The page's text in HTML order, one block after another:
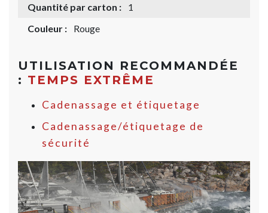
Quantité par carton :
1
Couleur :
Rouge
UTILISATION RECOMMANDÉE
: TEMPS EXTRÊME
Cadenassage et étiquetage
Cadenassage/étiquetage de
sécurité